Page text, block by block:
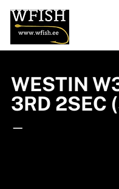
WESTIN
3RD 2SEC
—